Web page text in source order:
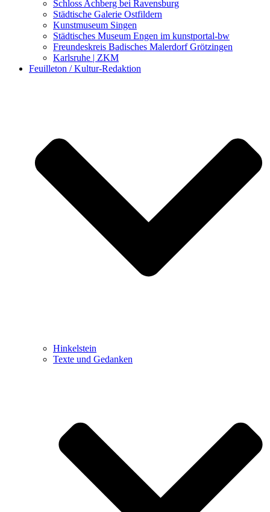
Schloss Achberg bei Ravensburg
Städtische Galerie Ostfildern
Kunstmuseum Singen
Städtisches Museum Engen im kunstportal-bw
Freundeskreis Badisches Malerdorf Grötzingen
Karlsruhe | ZKM
Feuilleton / Kultur-Redaktion
Hinkelstein
Texte und Gedanken